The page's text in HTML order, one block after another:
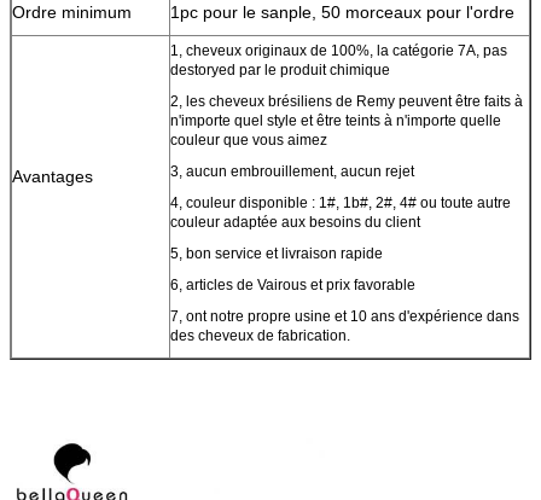
Ordre minimum
1pc pour le sanple, 50 morceaux pour l'ordre
Avantages
1, cheveux originaux de 100%, la catégorie 7A, pas
destoryed par le produit chimique
2, les cheveux brésiliens de Remy peuvent être faits à
n'importe quel style et être teints à n'importe quelle
couleur que vous aimez
3, aucun embrouillement, aucun rejet
4, couleur disponible : 1#, 1b#, 2#, 4# ou toute autre
couleur adaptée aux besoins du client
5, bon service et livraison rapide
6, articles de Vairous et prix favorable
7, ont notre propre usine et 10 ans d'expérience dans
des cheveux de fabrication.